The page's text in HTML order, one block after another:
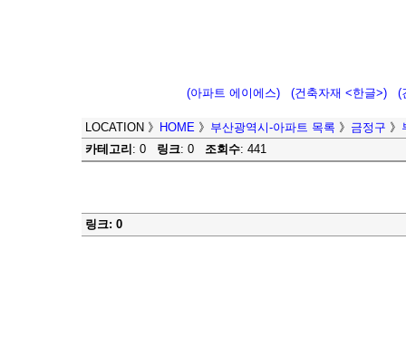
(아파트 에이에스) (건축자재 <한글>) (
LOCATION 》 HOME 》 부산광역시-아파트 목록 》 금정구 》
카테고리 : 0 링크: 0 조회수: 441
링크: 0